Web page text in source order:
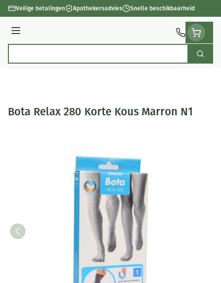
Ga naar de inhoud
Veilige betalingen Apothekersadvies Snelle beschikbaarheid
Menu
Zoek
Bota Relax 280 Korte Kous Marron N1